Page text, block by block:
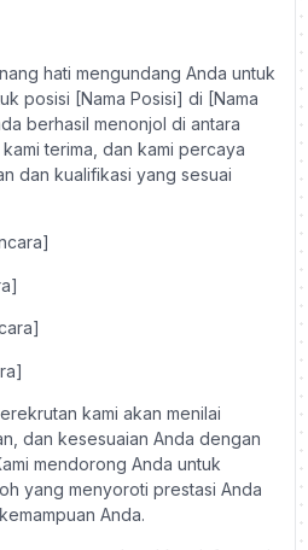
hati mengundang Anda untuk
posisi [Nama Posisi] di [Nama
berhasil menonjol di antara
terima, dan kami percaya
dan kualifikasi yang sesuai
kami akan menilai
dan kesesuaian Anda dengan
mendorong Anda untuk
yang menyoroti prestasi Anda
Anda.